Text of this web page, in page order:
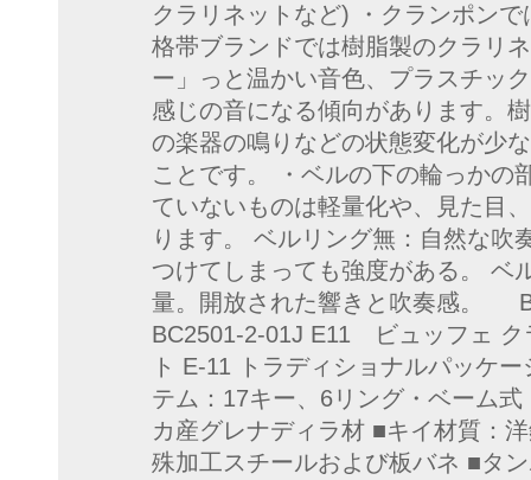
クラリネットなど) ・クランポン
格帯ブランドでは樹脂製のクラリ
ー」っと温かい音色、プラスチッ
感じの音になる傾向があります。
の楽器の鳴りなどの状態変化が少
ことです。 ・ベルの下の輪っかの
ていないものは軽量化や、見た目
ります。 ベルリング無：自然な吹
つけてしまっても強度がある。 ベ
量。開放された響きと吹奏感。
BC2501-2-01J E11 ビュッフェ ク
ト E-11 トラディショナルパッケ
テム：17キー、6リング・ベーム
カ産グレナディラ材 ■キイ材質：
殊加工スチールおよび板バネ ■タ